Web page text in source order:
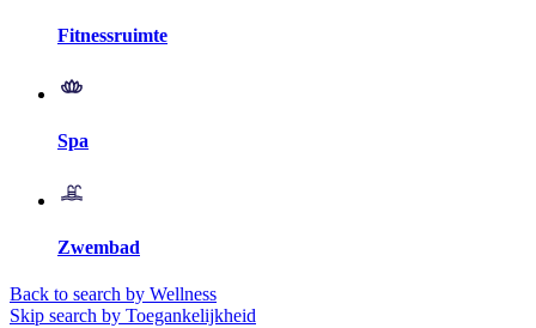
Fitnessruimte
Spa
Zwembad
Back to search by Wellness
Skip search by Toegankelijkheid